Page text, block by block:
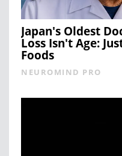
Japan's Oldest
Loss Isn't Age:
Foods
NEUROMIND PRO